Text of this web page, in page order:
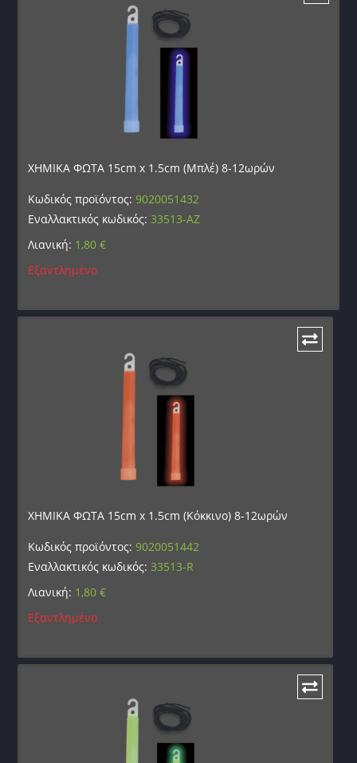
ΧΗΜΙΚΑ ΦΩΤΑ 15cm x 1.5cm (Μπλέ) 8-12ωρών
Κωδικός προϊόντος:9020051432
Εναλλακτικός κωδικός: 33513-AZ
Λιανική: 1,80€
Εξαντλημένο
ΧΗΜΙΚΑ ΦΩΤΑ 15cm x 1.5cm (Κόκκινο) 8-12ωρών
Κωδικός προϊόντος:9020051442
Εναλλακτικός κωδικός: 33513-R
Λιανική: 1,80€
Εξαντλημένο